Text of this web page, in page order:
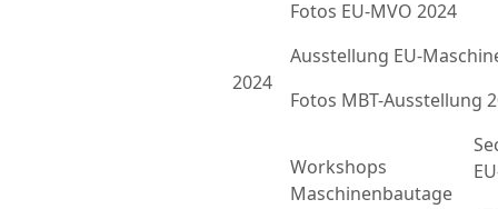
2024
Fotos EU-MVO 2024
Ausstellung EU-
Fotos MBT-Ausstellung
Workshops
Maschinenbautage